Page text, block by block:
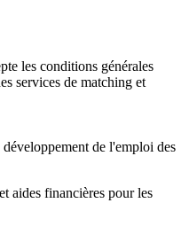
les conditions générales
services de matching et
de l'emploi des
aides financières pour les